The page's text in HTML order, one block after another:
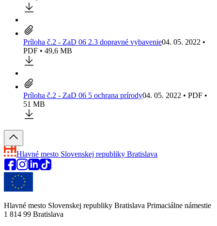
Príloha č.2 - ZaD 06 2.3 dopravné vybavenie04. 05. 2022 •
PDF • 49,6 MB
Príloha č.2 - ZaD 06 5 ochrana prírody04. 05. 2022 • PDF •
51 MB
Hlavné mesto Slovenskej republiky Bratislava
Hlavné mesto Slovenskej republiky Bratislava Primaciálne námestie
1 814 99 Bratislava